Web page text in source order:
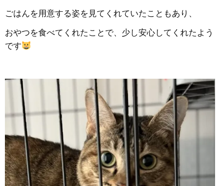
ごはんを用意する姿を見てくれていたこともあり、
おやつを食べてくれたことで、少し安心してくれたよう
です